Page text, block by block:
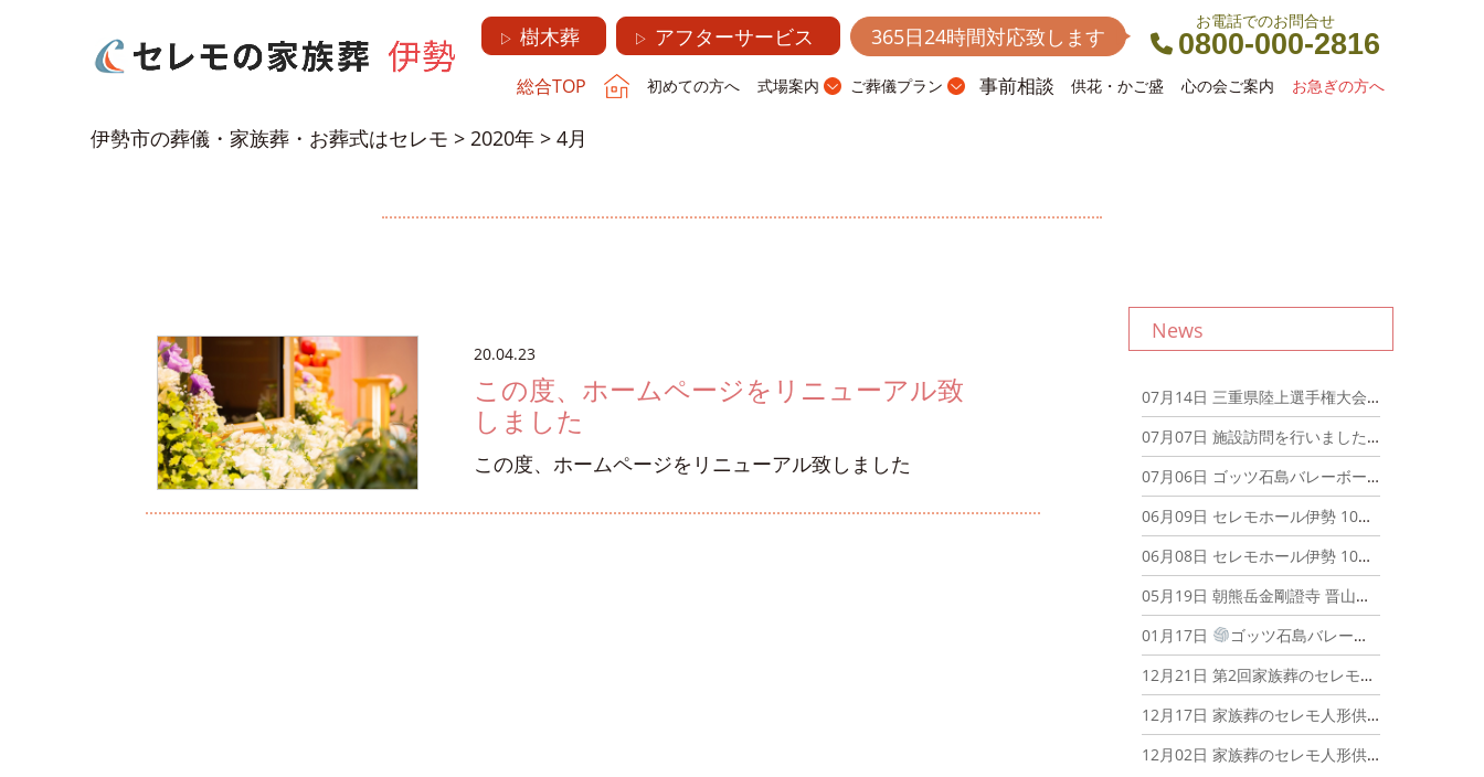
▷ 樹木葬 ▷ アフターサービス 365日24時間対応致します
お電話でのお問合せ
0800-000-2816
総合TOP 初めての方へ 式場案内 ご葬儀プラン 事前相談 供花・かご盛 心の会ご案内 お急ぎの方へ
伊勢市の葬儀・家族葬・お葬式はセレモ > 2020年 > 4月
20.04.23
この度、ホームページをリニューアル致
しました
この度、ホームページをリニューアル致しました
News
07月14日 三重県陸上選手権大会出場！ 2024年07月14日
07月07日 施設訪問を行いました。 2024年07月07日
07月06日 ゴッツ石島バレーボール教室開催！ 2024年07月06日
06月09日 セレモホール伊勢 10周年感謝祭が開催されました！2024年06月09日
06月08日 セレモホール伊勢 10周年感謝祭開催！2024年06月08日
05月19日 朝熊岳金剛證寺 晋山式 2024年05月19日
01月17日
ゴッツ石島バレーボール教室
12月21日 第2回家族葬のセレモ朝市 明日開催！
12月17日 家族葬のセレモ人形供養祭が行われました
12月02日 家族葬のセレモ人形供養祭、めいわ店にて開催！